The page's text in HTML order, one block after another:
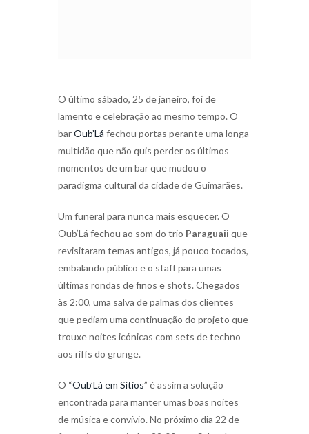
O último sábado, 25 de janeiro, foi de
lamento e celebração ao mesmo tempo. O
barOub’Lá fechou portas perante uma longa
multidão que não quis perder os últimos
momentos de um bar que mudou o
paradigma cultural da cidade de Guimarães.
Um funeral para nunca mais esquecer. O
Oub’Lá fechou ao som do trio Paraguaii que
revisitaram temas antigos, já pouco tocados,
embalando público e o staff para umas
últimas rondas de finos e shots. Chegados
às 2:00, uma salva de palmas dos clientes
que pediam uma continuação do projeto que
trouxe noites icónicas com sets de techno
aos riffs do grunge.
O “Oub’Lá em Sítios” é assim a solução
encontrada para manter umas boas noites
de música e convívio. No próximo dia 22 de